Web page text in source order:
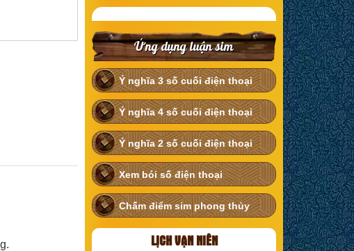
Ứng dụng luận sim
Ý nghĩa 3 số cuối điện thoại
Ý nghĩa 4 số cuối điện thoại
Ý nghĩa 2 số cuối điện thoại
Xem bói số điện thoại
Chấm điểm sim phong thủy
LỊCH VẠN NIÊN